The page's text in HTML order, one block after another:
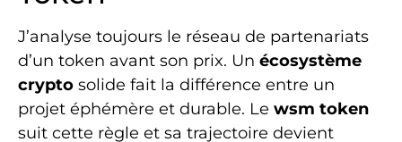
J’analyse toujours le réseau de partenariats
d’un token avant son prix. Un écosystème
crypto solide fait la différence entre un
projet éphémère et durable. Le wsm token
suit cette règle et sa trajectoire devient